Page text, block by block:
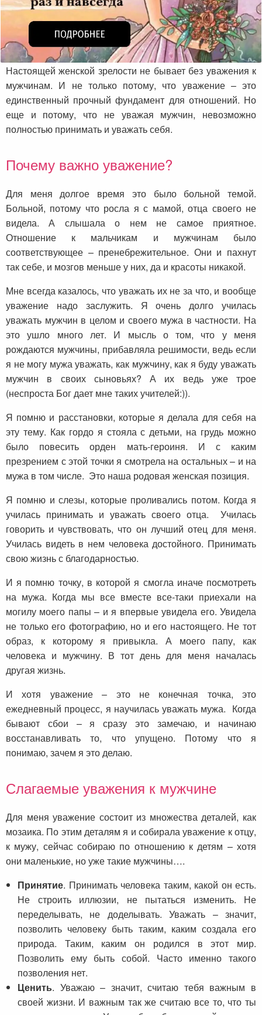
Настоящей женской зрелости не бывает без уважения к
мужчинам. И не только потому, что уважение – это
единственный прочный фундамент для отношений. Но
еще и потому, что не уважая мужчин, невозможно
полностью принимать и уважать себя.
Почему важно уважение?
Для меня долгое время это было больной темой.
Больной, потому что росла я с мамой, отца своего не
видела. А слышала о нем не самое приятное.
Отношение к мальчикам и мужчинам было
соответствующее – пренебрежительное. Они и пахнут
так себе, и мозгов меньше у них, да и красоты никакой.
Мне всегда казалось, что уважать их не за что, и вообще
уважение надо заслужить. Я очень долго училась
уважать мужчин в целом и своего мужа в частности. На
это ушло много лет. И мысль о том, что у меня
рождаются мужчины, прибавляла решимости, ведь если
я не могу мужа уважать, как мужчину, как я буду уважать
мужчин в своих сыновьях? А их ведь уже трое
(неспроста Бог дает мне таких учителей:)).
Я помню и расстановки, которые я делала для себя на
эту тему. Как гордо я стояла с детьми, на грудь можно
было повесить орден мать-героиня. И с каким
презрением с этой точки я смотрела на остальных – и на
мужа в том числе. Это наша родовая женская позиция.
Я помню и слезы, которые проливались потом. Когда я
училась принимать и уважать своего отца. Училась
говорить и чувствовать, что он лучший отец для меня.
Училась видеть в нем человека достойного. Принимать
свою жизнь с благодарностью.
И я помню точку, в которой я смогла иначе посмотреть
на мужа. Когда мы все вместе все-таки приехали на
могилу моего папы – и я впервые увидела его. Увидела
не только его фотографию, но и его настоящего. Не тот
образ, к которому я привыкла. А моего папу, как
человека и мужчину. В тот день для меня началась
другая жизнь.
И хотя уважение – это не конечная точка, это
ежедневный процесс, я научилась уважать мужа. Когда
бывают сбои – я сразу это замечаю, и начинаю
восстанавливать то, что упущено. Потому что я
понимаю, зачем я это делаю.
Слагаемые уважения к мужчине
Для меня уважение состоит из множества деталей, как
мозаика. По этим деталям я и собирала уважение к отцу,
к мужу, сейчас собираю по отношению к детям – хотя
они маленькие, но уже такие мужчины….
Принятие. Принимать человека таким, какой он есть.
Не строить иллюзии, не пытаться изменить. Не
переделывать, не доделывать. Уважать – значит,
позволить человеку быть таким, каким создала его
природа. Таким, каким он родился в этот мир.
Позволить ему быть собой. Часто именно такого
позволения нет.
Ценить. Уважаю – значит, считаю тебя важным в
своей жизни. И важным так же считаю все то, что ты